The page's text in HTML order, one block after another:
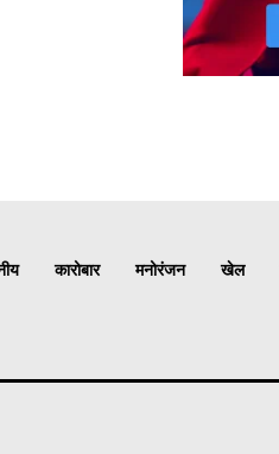
कारोबार मनोरंजन खेल